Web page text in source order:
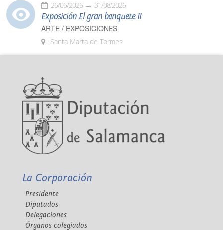
26/06/2026 31/08/2026
Exposición El gran banquete II
ARTE / EXPOSICIONES
Santa Marta de Tormes
La Corporación
Presidente
Diputados
Delegaciones
Órganos colegiados